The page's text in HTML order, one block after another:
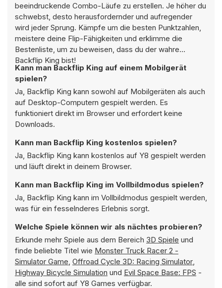
beeindruckende Combo-Läufe zu erstellen. Je höher du
schwebst, desto herausfordernder und aufregender
wird jeder Sprung. Kämpfe um die besten Punktzahlen,
meistere deine Flip-Fähigkeiten und erklimme die
Bestenliste, um zu beweisen, dass du der wahre
Backflip King bist!
Kann man Backflip King auf einem Mobilgerät
spielen?
Ja, Backflip King kann sowohl auf Mobilgeräten als auch
auf Desktop-Computern gespielt werden. Es
funktioniert direkt im Browser und erfordert keine
Downloads.
Kann man Backflip King kostenlos spielen?
Ja, Backflip King kann kostenlos auf Y8 gespielt werden
und läuft direkt in deinem Browser.
Kann man Backflip King im Vollbildmodus spielen?
Ja, Backflip King kann im Vollbildmodus gespielt werden,
was für ein fesselnderes Erlebnis sorgt.
Welche Spiele können wir als nächtes probieren?
Erkunde mehr Spiele aus dem Bereich 3D Spiele und
finde beliebte Titel wie Monster Truck Racer 2 -
Simulator Game, Offroad Cycle 3D: Racing Simulator,
Highway Bicycle Simulation und Evil Space Base: FPS -
alle sind sofort auf Y8 Games verfügbar.